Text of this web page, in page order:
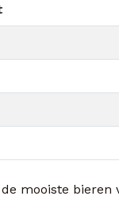
mooiste